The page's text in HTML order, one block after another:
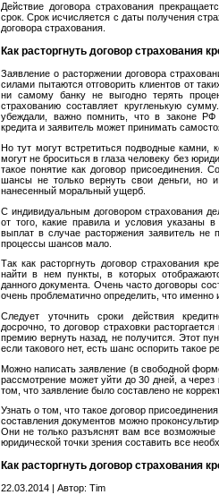
Действие договора страхования
срок. Срок исчисляется с даты получения
договора страхования.
Как расторгнуть договор страхования
Заявление о расторжении договора
силами пытаются отговорить клиентов от
ни самому банку не выгодно терять
страхованию составляет кругленькую
убеждали, важно помнить, что в законе РФ
кредита и заявитель может принимать
Но тут могут встретиться подводные камни,
могут не броситься в глаза человеку без
такое понятие как договор присоединения.
шансы не только вернуть свои деньги, но
нанесенный моральный ущерб.
С индивидуальным договором страхования
от того, какие правила и условия указаны
выплат в случае расторжения заявитель не
процессы шансов мало.
Так как расторгнуть договор страхования
найти в нем пункты, в которых
данного документа. Очень часто договоры
очень проблематично определить, что именно
Следует уточнить сроки действия
досрочно, то договор страховки
премию вернуть назад, не получится. Этот
если такового нет, есть шанс оспорить такое
Можно написать заявление (в свободной
рассмотрение может уйти до 30 дней, а
том, что заявление было составлено не
Узнать о том, что такое договор
составления документов можно
Они не только разъяснят вам все возможные
юридической точки зрения составить все
Как расторгнуть договор страхования
22.03.2014 | Автор: Tim